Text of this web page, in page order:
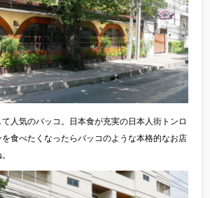
人気のバッコ。日本食が充実の日本人街トンロ
食べたくなったらバッコのような本格的なお店